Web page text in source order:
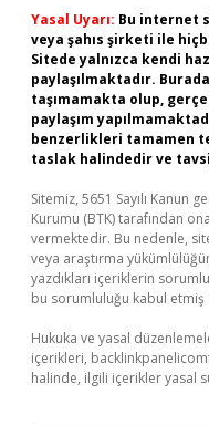
Yasal Uyarı: Bu internet
veya şahıs şirketi ile
Sitede yalnızca kendi
paylaşılmaktadır.
taşımamakta olup,
paylaşım
benzerlikleri tamamen
taslak halindedir ve
Sitemiz, 5651 Sayılı Kanun
Kurumu (BTK) tarafından
vermektedir. Bu nedenle,
veya araştırma
yazdıkları içeriklerin
bu sorumluluğu kabul etmiş
Hukuka ve yasal
içerikleri,
halinde, ilgili içerikler yasal